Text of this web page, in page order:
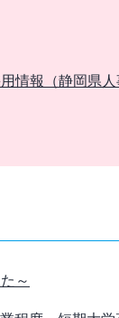
用情報（静岡県
～